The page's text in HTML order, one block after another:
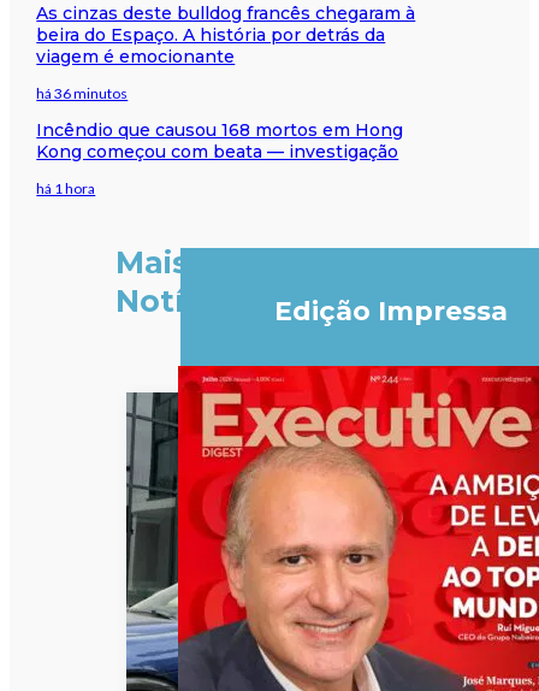
As cinzas deste bulldog francês chegaram à
beira do Espaço. A história por detrás da
viagem é emocionante
há 36 minutos
Incêndio que causou 168 mortos em Hong
Kong começou com beata — investigação
há 1 hora
Mais
Notícias
Edição Impressa